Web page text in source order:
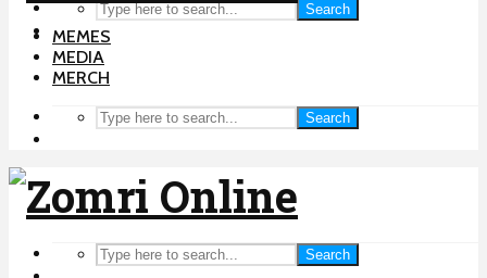
Search
MEMES
MEDIA
MERCH
Search
Search